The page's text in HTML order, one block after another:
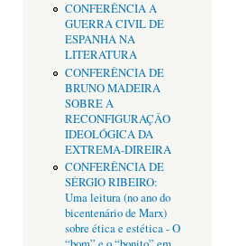
CONFERÊNCIA A
GUERRA CIVIL DE
ESPANHA NA
LITERATURA
CONFERÊNCIA DE
BRUNO MADEIRA
SOBRE A
RECONFIGURAÇÂO
IDEOLÓGICA DA
EXTREMA-DIREIRA
CONFERÊNCIA DE
SÉRGIO RIBEIRO:
Uma leitura (no ano do
bicentenário de Marx)
sobre ética e estética - O